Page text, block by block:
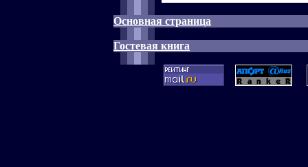
Основная страница
Гостевая книга